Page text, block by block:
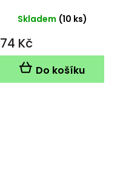
Skladem (10 ks)
74 Kč
Do košíku